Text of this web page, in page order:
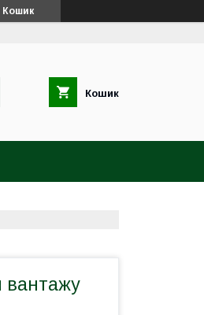
Кошик
Кошик
вантажу